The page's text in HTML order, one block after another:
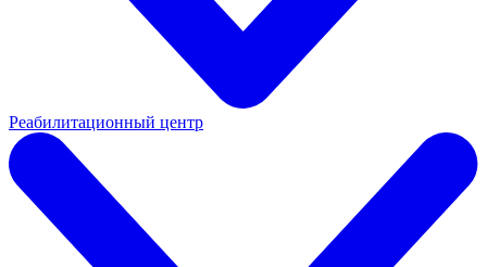
Реабилитационный центр